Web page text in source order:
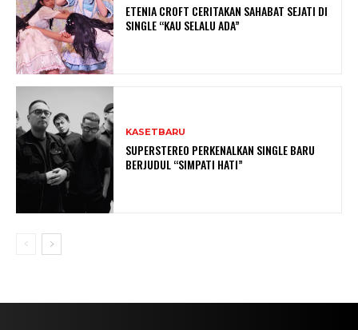
ETENIA CROFT CERITAKAN SAHABAT SEJATI DI
SINGLE “KAU SELALU ADA”
KASETBARU
SUPERSTEREO PERKENALKAN SINGLE BARU
BERJUDUL “SIMPATI HATI”